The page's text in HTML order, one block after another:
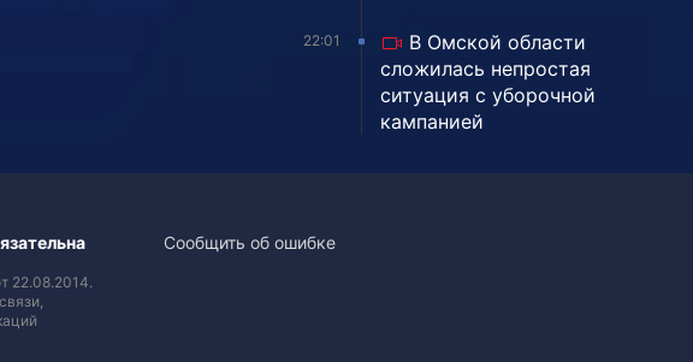
22:01
В Омской области
сложилась непростая
ситуация с уборочной
кампанией
22.08.2014.
Сообщить об ошибке